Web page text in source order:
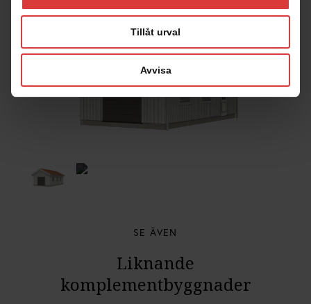
Tillåt urval
Avvisa
SE ÄVEN
Liknande
komplementbyggnader